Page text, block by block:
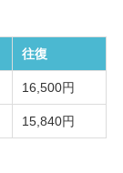
往復
16,500円
15,840円